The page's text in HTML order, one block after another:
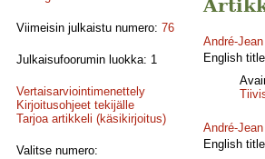
Viimeisin julkaistu numero: 76
Julkaisufoorumin luokka: 1
Vertaisarviointimenettely
Kirjoitusohjeet tekijälle
Tarjoa artikkeli (käsikirjoitus)
Valitse numero:
André-
English
André-
English